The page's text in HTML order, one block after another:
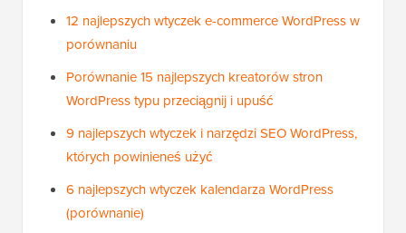
12 najlepszych wtyczek e-commerce WordPress w
porównaniu
Porównanie 15 najlepszych kreatorów stron
WordPress typu przeciągnij i upuść
9 najlepszych wtyczek i narzędzi SEO WordPress,
których powinieneś użyć
6 najlepszych wtyczek kalendarza WordPress
(porównanie)